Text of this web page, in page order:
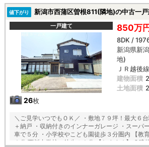
値下がり 新潟市西蒲区曽根811(隣地)の中古一戸
一戸建て
26枚
850万
8DK /
新潟県新
地)
ＪＲ越後
建物面積
土地面積
＼ご見学いつでもＯＫ／ ・敷地７９坪！最大６
＋納戸 ・収納付きのインナーガレージ ・スーパ
車で５分 ・小学校やこども園徒歩３分圏内 【教育】 曽根小学校 徒歩
２分 西川中学校 徒歩１０分 【おすすめ】 ○建物大型６３.４１坪には